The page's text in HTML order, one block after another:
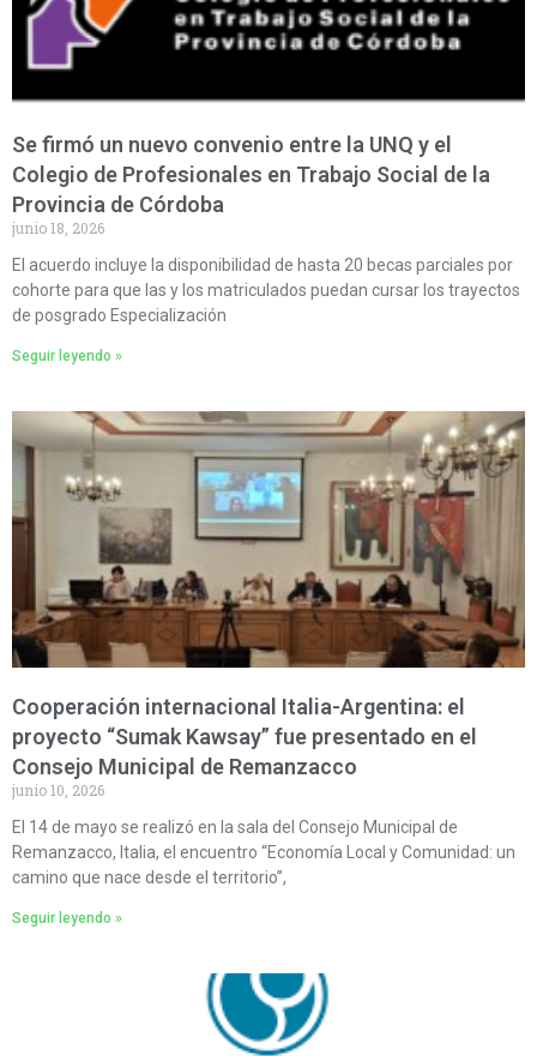
Se firmó un nuevo convenio entre la UNQ y el
Colegio de Profesionales en Trabajo Social de la
Provincia de Córdoba
junio 18, 2026
El acuerdo incluye la disponibilidad de hasta 20 becas parciales por
cohorte para que las y los matriculados puedan cursar los trayectos
de posgrado Especialización
Seguir leyendo »
Cooperación internacional Italia-Argentina: el
proyecto “Sumak Kawsay” fue presentado en el
Consejo Municipal de Remanzacco
junio 10, 2026
El 14 de mayo se realizó en la sala del Consejo Municipal de
Remanzacco, Italia, el encuentro “Economía Local y Comunidad: un
camino que nace desde el territorio”,
Seguir leyendo »